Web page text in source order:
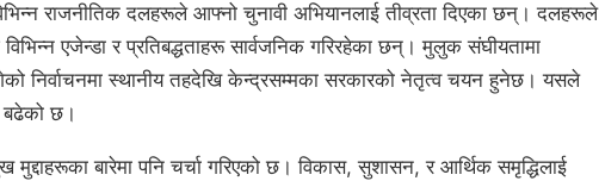
विभिन्न राजनीतिक दलहरूले आफ्नो चुनावी अभियानलाई तीव्रता दिएका छन्। दलहरूले
एजेन्डा र प्रतिबद्धताहरू सार्वजनिक गरिरहेका छन्। मुलुक संघीयतामा
निर्वाचनमा स्थानीय तहदेखि केन्द्रसम्मका सरकारको नेतृत्व चयन हुनेछ। यसले
बढेको छ।
मुद्दाहरूका बारेमा पनि चर्चा गरिएको छ। विकास, सुशासन, र आर्थिक समृद्धिलाई